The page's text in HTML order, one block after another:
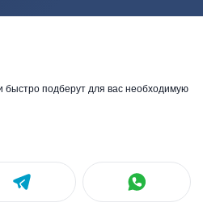
подберут для вас необходимую